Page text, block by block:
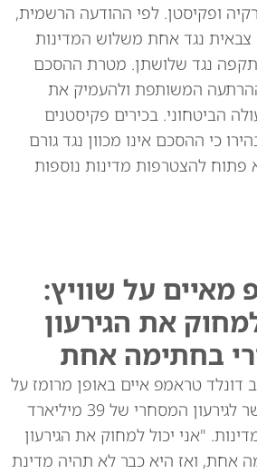
ופקיסטן. לפי ההודעה הרשמית,
נגד אחת משלוש המדינות
נגד שלושתן. מטרת ההסכם
המשותפת ולהעמיק את
הביטחוני. בכירים פקיסטנים
כי ההסכם אינו מכוון נגד גורם
פתוח להצטרפות מדינות נוספות
מאיים על שוויץ:
את הגירעון
בחתימה אחת
דונלד טראמפ איים באופן מרומז על
שוויץ בהקשר לגירעון המסחרי של 39 מיליארד
"אני יכול למחוק את הגירעון
אחת, ואז היא כבר לא תהיה מדינת